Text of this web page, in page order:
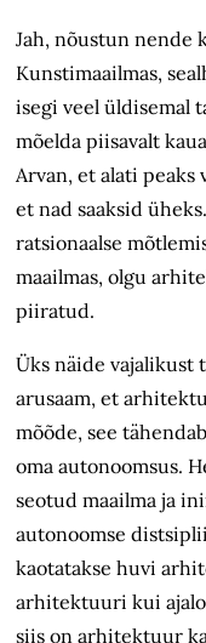
Jah, nõustun
Kunstimaailmas,
isegi veel üldisemal
mõelda piisavalt
Arvan, et alati peaks
et nad saaksid
ratsionaalse
maailmas, olgu
piiratud.
Üks näide vajalikust
arusaam, et
mõõde, see
oma autonoomsus.
seotud maailma ja
autonoomse
kaotatakse huvi
arhitektuuri kui
siis on arhitektuur